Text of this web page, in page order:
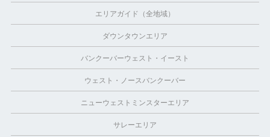
エリアガイド（全地域）
ダウンタウンエリア
バンクーバーウェスト・イースト
ウェスト・ノースバンクーバー
ニューウェストミンスターエリア
サレーエリア